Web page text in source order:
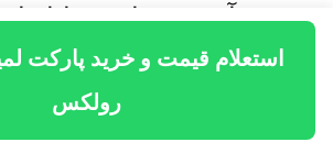
رولکس
نصب آن در مقایسه با
سختتر است. این
افزایش هزینه نصب آن در